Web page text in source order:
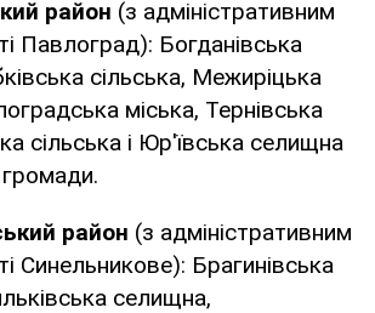
район (з адміністративним
Павлоград): Богданівська
сільська, Межиріцька
міська, Тернівська
сільська і Юр'ївська селищна
громади.
район (з адміністративним
Синельникове): Брагинівська
селищна,